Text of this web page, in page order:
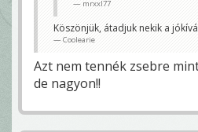
mrxxl77
Köszönjük, átadjuk nekik a
Coolearie
Azt nem tennék zsebre
de nagyon!!